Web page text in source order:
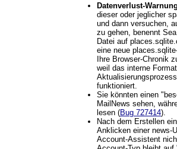
Datenverlust-
dieser oder jeglicher
und dann versuchen,
zu gehen, benennt
Datei auf
eine neue
Ihre Browser-Chronik
weil das interne
funktioniert.
Sie könnten einen
MailNews sehen,
lesen (Bug 727414).
Nach dem Erstellen
Anklicken einer news-
Account-Assistent